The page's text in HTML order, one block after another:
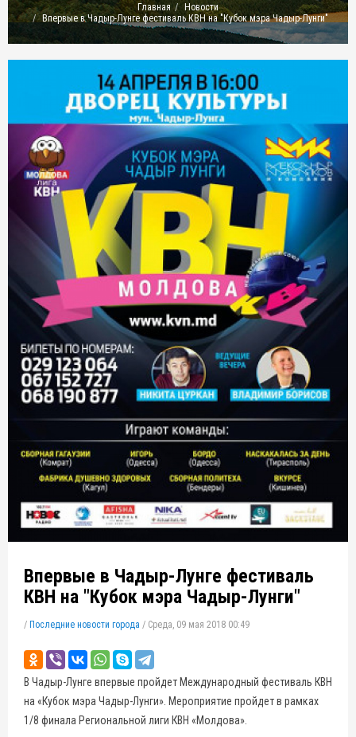
Главная
Новости
Впервые в Чадыр-Лунге фестиваль КВН на "Кубок мэра Чадыр-Лунги"
Впервые в Чадыр-Лунге фестиваль
КВН на "Кубок мэра Чадыр-Лунги"
/ Последние новости города / Среда, 09 мая 2018 00:49
В Чадыр-Лунге впервые пройдет Международный фестиваль КВН
на «Кубок мэра Чадыр-Лунги». Мероприятие пройдет в рамках
1/8 финала Региональной лиги КВН «Молдова».